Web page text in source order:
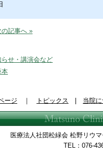
の記事へ »
せ・講演会など
本
ージ ｜ トピックス 当院
医療法人社団松緑会 松野リウ
TEL：076-